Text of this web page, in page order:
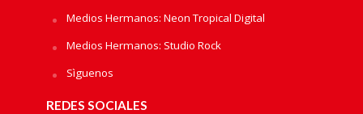
Medios Hermanos: Neon Tropical Digital
Medios Hermanos: Studio Rock
Sìguenos
REDES SOCIALES